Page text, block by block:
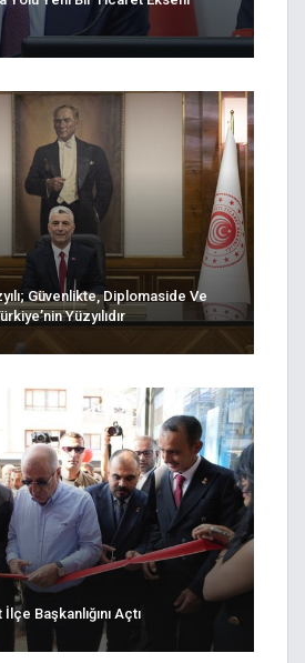
Güvenlikte, Diplomaside Ve
Yüzyılıdır
Başkanlığını Açtı